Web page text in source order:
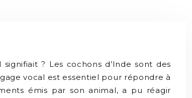
? Les cochons d’Inde sont des
vocal est essentiel pour répondre à
émis par son animal, a pu réagir